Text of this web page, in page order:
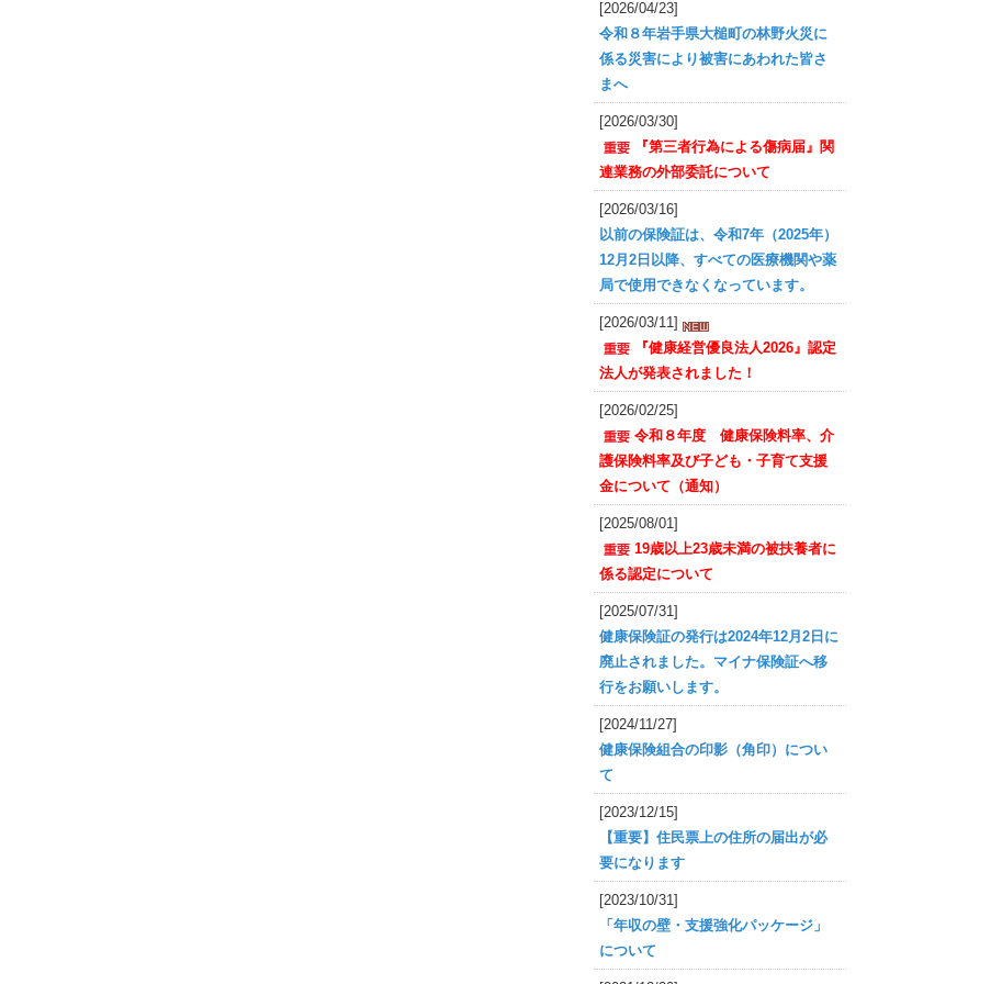
[2026/04/23]
令和８年岩手県大槌町の林野火災に
係る災害により被害にあわれた皆さ
まへ
[2026/03/30]
『第三者行為による傷病届』関
連業務の外部委託について
[2026/03/16]
以前の保険証は、令和7年（2025年）
12月2日以降、すべての医療機関や薬
局で使用できなくなっています。
[2026/03/11]
『健康経営優良法人2026』認定
法人が発表されました！
[2026/02/25]
令和８年度 健康保険料率、介
護保険料率及び子ども・子育て支援
金について（通知）
[2025/08/01]
19歳以上23歳未満の被扶養者に
係る認定について
[2025/07/31]
健康保険証の発行は2024年12月2日に
廃止されました。マイナ保険証へ移
行をお願いします。
[2024/11/27]
健康保険組合の印影（角印）につい
て
[2023/12/15]
【重要】住民票上の住所の届出が必
要になります
[2023/10/31]
「年収の壁・支援強化パッケージ」
について